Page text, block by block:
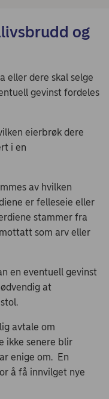
og
eller dere skal selge
gevinst fordeles
eierbrøk dere
i en
av hvilken
er felleseie eller
stammer fra
som arv eller
en eventuell gevinst
at
avtale om
ikke senere blir
enige om. En
å få innvilget nye